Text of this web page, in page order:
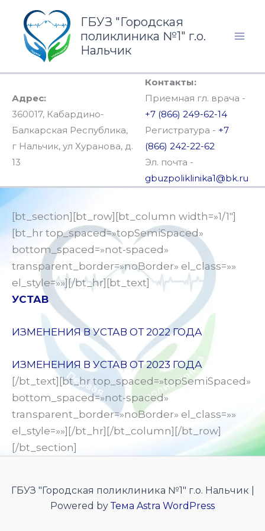
Перейти
содержимому
ГБУЗ "Городская
поликлиника №1" г.о.
Нальчик
Адрес:
360017, Кабардино-
Балкарская Республика,
г Нальчик, ул Хуранова, д.
13
Контакты:
Приемная гл. врача -
+7 (866) 249-62-14
Регистратура - +7
(866) 242-22-62
Эл. почта -
gbuzpoliklinika1@bk.ru
[bt_section][bt_row][bt_column width=»1/1″]
[bt_hr top_spaced=»topSemiSpaced»
bottom_spaced=»not-spaced»
transparent_border=»noBorder» el_class=»»
el_style=»»][/bt_hr][bt_text]
УСТАВ
ИЗМЕНЕНИЯ В УСТАВ ОТ 2022 ГОДА
ИЗМЕНЕНИЯ В УСТАВ ОТ 2023 ГОДА
[/bt_text][bt_hr top_spaced=»topSemiSpaced»
bottom_spaced=»not-spaced»
transparent_border=»noBorder» el_class=»»
el_style=»»][/bt_hr][/bt_column][/bt_row]
[/bt_section]
ГБУЗ "Городская поликлиника №1" г.о. Нальчик |
Powered byТема Astra WordPress